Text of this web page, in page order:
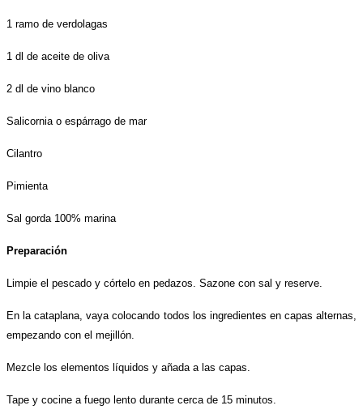
1 ramo de verdolagas
1 dl de aceite de oliva
2 dl de vino blanco
Salicornia o espárrago de mar
Cilantro
Pimienta
Sal gorda 100% marina
Preparación
Limpie el pescado y córtelo en pedazos. Sazone con sal y reserve.
En la cataplana, vaya colocando todos los ingredientes en capas alternas,
empezando con el mejillón.
Mezcle los elementos líquidos y añada a las capas.
Tape y cocine a fuego lento durante cerca de 15 minutos.